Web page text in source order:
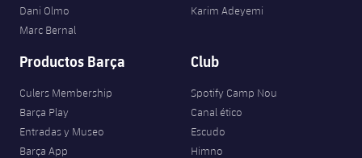
Dani Olmo
Marc Bernal
Karim Adeyemi
Productos Barça
Culers Membership
Barça Play
Entradas y Museo
Barça App
Club
Spotify Camp Nou
Canal ético
Escudo
Himno